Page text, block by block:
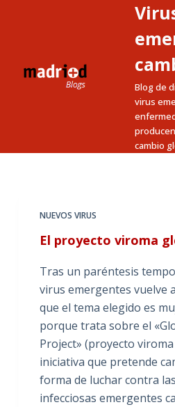
Blog de
virus
cambio
NUEVOS VIRUS
El proyecto viroma
Tras un paréntesis
virus emergentes vuelve
que el tema elegido es
porque trata sobre el
Project» (proyecto
iniciativa que pretende
forma de luchar contra
infecciosas emergentes